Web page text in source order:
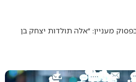
מעניין: ״אלה תולדות יצחק בן